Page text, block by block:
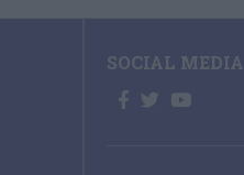
SOCIAL MEDIA